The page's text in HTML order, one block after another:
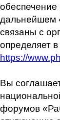
дальнейшем
связаны с
определяет
https://
Вы
форумов